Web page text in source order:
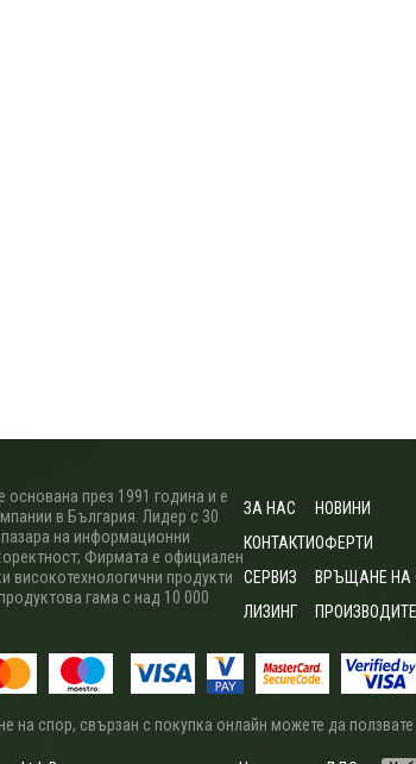
през 1991 година и е
в България. Лидер с 30
на информационни
Фирмата е официален
високотехнологични продукти
гама с над 10 000
ЗА НАС
КОНТАКТИ
СЕРВИЗ
ЛИЗИНГ
НОВИНИ
ОФЕРТИ
ВРЪЩАНЕ НА
на спор, свързан с покупка онлайн можете да ползвате